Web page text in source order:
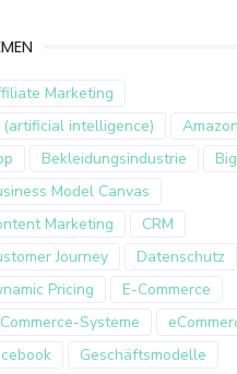
Marketing
(artificial intelligence)
Amazon
Bekleidungsindustrie
Model Canvas
Marketing
CRM
Journey
Datenschutz
Pricing
E-Commerce
Systeme
Geschäftsmodelle